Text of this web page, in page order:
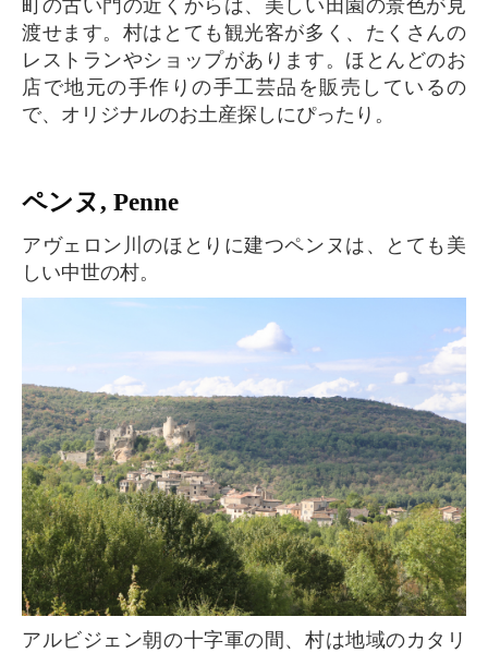
町の古い門の近くからは、美しい田園の景色が見
渡せます。村はとても観光客が多く、たくさんの
レストランやショップがあります。ほとんどのお
店で地元の手作りの手工芸品を販売しているの
で、オリジナルのお土産探しにぴったり。
ペンヌ, Penne
アヴェロン川のほとりに建つペンヌは、とても美
しい中世の村。
アルビジェン朝の十字軍の間、村は地域のカタリ